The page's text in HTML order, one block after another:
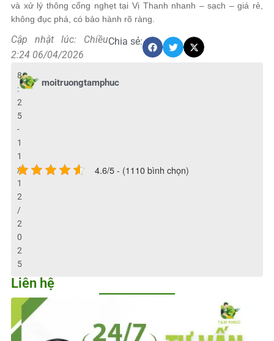
và xử lý thông cống nghẹt tại Vị Thanh nhanh – sạch – giá rẻ,
không đục phá, có bảo hành rõ ràng.
Cập nhật lúc: Chiều
2:24 06/04/2026
Chia sẻ:
moitruongtamphuc
8
:
2
5
-
1
1
/
1
2
/
2
0
2
5
4.6/5 - (1110 bình chọn)
Liên hệ